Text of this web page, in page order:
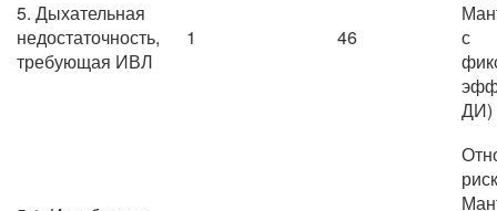
5. Дыхательная
недостаточность,
требующая ИВЛ
1 46
с
ДИ)